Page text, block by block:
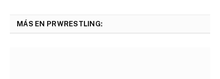
MÁS EN PRWRESTLING: